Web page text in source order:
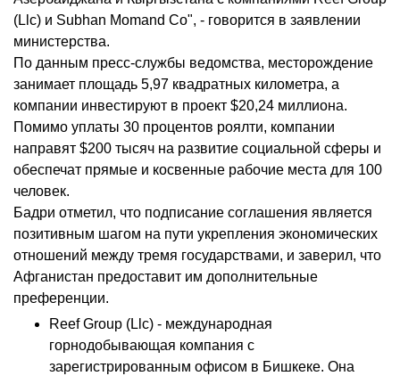
(Llc) и Subhan Momand Co", - говорится в заявлении
министерства.
По данным пресс-службы ведомства, месторождение
занимает площадь 5,97 квадратных километра, а
компании инвестируют в проект $20,24 миллиона.
Помимо уплаты 30 процентов роялти, компании
направят $200 тысяч на развитие социальной сферы и
обеспечат прямые и косвенные рабочие места для 100
человек.
Бадри отметил, что подписание соглашения является
позитивным шагом на пути укрепления экономических
отношений между тремя государствами, и заверил, что
Афганистан предоставит им дополнительные
преференции.
Reef Group (Llc) - международная
горнодобывающая компания с
зарегистрированным офисом в Бишкеке. Она